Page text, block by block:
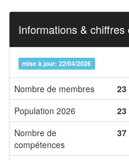
Informations & chiffres
mise à jour: 22/04/2026
Nombre de membres 23
Population 2026
23
Nombre de
compétences
37